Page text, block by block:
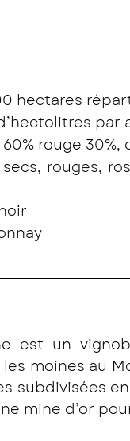
hectares
d’hectolitres par
60% rouge 30%,
rouges,
moines au
subdivisées
mine d’or